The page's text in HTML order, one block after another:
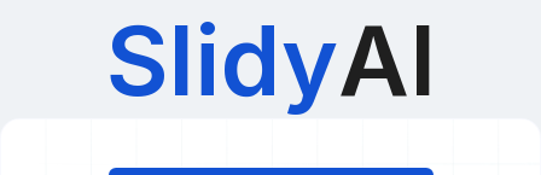
SlidyAI